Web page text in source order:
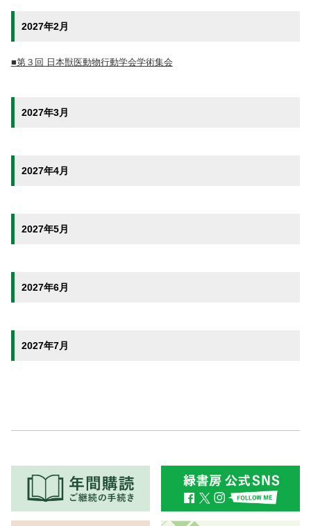
2027年2月
■第３回 日本獣医動物行動学会学術集会
2027年3月
2027年4月
2027年5月
2027年6月
2027年7月